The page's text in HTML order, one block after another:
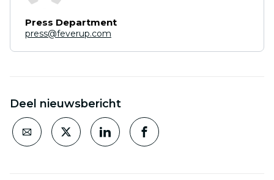
Press Department
press@feverup.com
Deel nieuwsbericht